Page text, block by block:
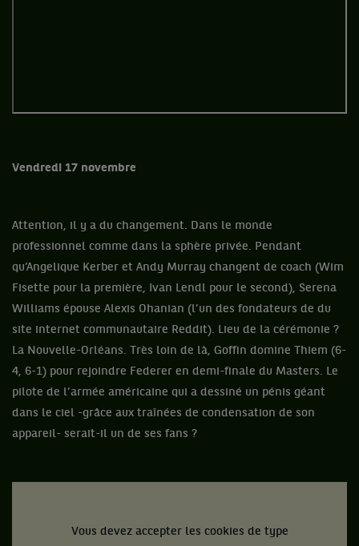
Vendredi 17 novembre
Attention, il y a du changement. Dans le monde
professionnel comme dans la sphère privée. Pendant
qu’Angelique Kerber et Andy Murray changent de coach (Wim
Fisette pour la première, Ivan Lendl pour le second), Serena
Williams épouse Alexis Ohanian (l’un des fondateurs de du
site internet communautaire Reddit). Lieu de la cérémonie ?
La Nouvelle-Orléans. Très loin de là, Goffin domine Thiem (6-
4, 6-1) pour rejoindre Federer en demi-finale du Masters. Le
pilote de l’armée américaine qui a dessiné un pénis géant
dans le ciel -grâce aux traînées de condensation de son
appareil- serait-il un de ses fans ?
Vous devez accepter les cookies de type